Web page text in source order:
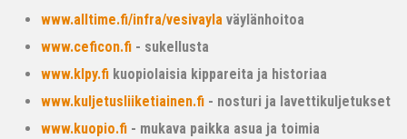
www.alltime.fi/infra/vesivayla väylänhoitoa
www.ceficon.fi - sukellusta
www.klpy.fi kuopiolaisia kippareita ja historiaa
www.kuljetusliiketiainen.fi - nosturi ja lavettikuljetukset
www.kuopio.fi - mukava paikka asua ja toimia